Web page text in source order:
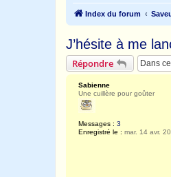
Index du forum
J’hésite à me
Répondre
Sabienne
Une cuillère pour goûter
Messages : 3
Enregistré le : mar. 14 avr.